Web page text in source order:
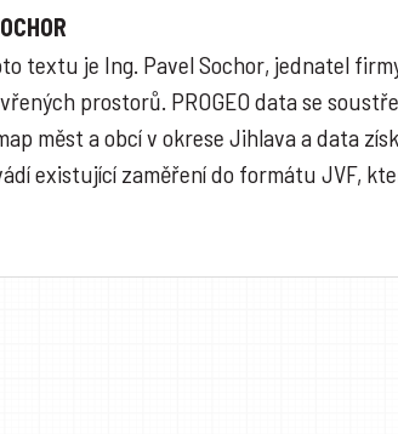
textu je Ing. Pavel Sochor, jednatel
prostorů. PROGEO data se
měst a obcí v okrese Jihlava a data
existující zaměření do formátu JVF,